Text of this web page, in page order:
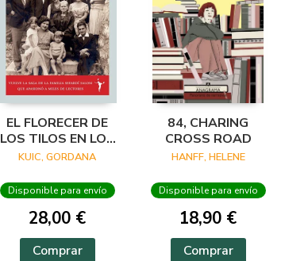
EL FLORECER DE
LOS TILOS EN LOS
BALCANES
KUIC, GORDANA
Disponible para envío
28,00 €
Comprar
84, CHARING
CROSS ROAD
HANFF, HELENE
Disponible para envío
18,90 €
Comprar